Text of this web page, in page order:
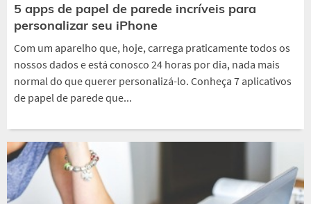
5 apps de papel de parede incríveis para
personalizar seu iPhone
Com um aparelho que, hoje, carrega praticamente todos os
nossos dados e está conosco 24 horas por dia, nada mais
normal do que querer personalizá-lo. Conheça 7 aplicativos
de papel de parede que...